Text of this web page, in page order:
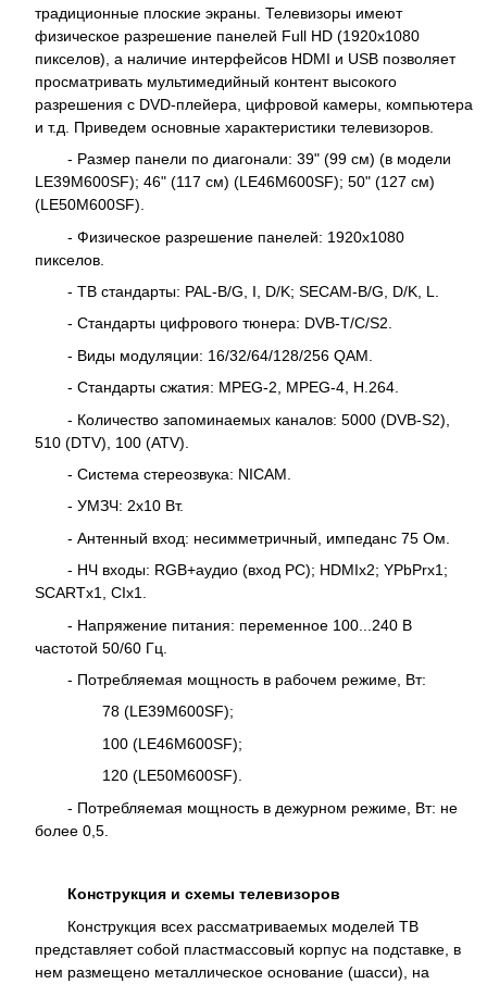
традиционные плоские экраны. Телевизоры имеют
физическое разрешение панелей Full HD (1920x1080
пикселов), а наличие интерфейсов HDMI и USB позволяет
просматривать мультимедийный контент высокого
разрешения с DVD-плейера, цифровой камеры, компьютера
и т.д. Приведем основные характеристики телевизоров.
- Размер панели по диагонали: 39" (99 см) (в модели
LE39M600SF); 46" (117 см) (LE46M600SF); 50" (127 см)
(LE50M600SF).
- Физическое разрешение панелей: 1920x1080
пикселов.
- ТВ стандарты: PAL-B/G, I, D/K; SECAM-B/G, D/K, L.
- Стандарты цифрового тюнера: DVB-T/C/S2.
- Виды модуляции: 16/32/64/128/256 QAM.
- Стандарты сжатия: MPEG-2, MPEG-4, H.264.
- Количество запоминаемых каналов: 5000 (DVB-S2),
510 (DTV), 100 (ATV).
- Система стереозвука: NICAM.
- УМЗЧ: 2x10 Вт.
- Антенный вход: несимметричный, импеданс 75 Ом.
- НЧ входы: RGB+аудио (вход PC); HDMIx2; YPbPrx1;
SCARTx1, CIx1.
- Напряжение питания: переменное 100...240 В
частотой 50/60 Гц.
- Потребляемая мощность в рабочем режиме, Вт:
78 (LE39M600SF);
100 (LE46M600SF);
120 (LE50M600SF).
- Потребляемая мощность в дежурном режиме, Вт: не
более 0,5.
Конструкция и схемы телевизоров
Конструкция всех рассматриваемых моделей ТВ
представляет собой пластмассовый корпус на подставке, в
нем размещено металлическое основание (шасси), на